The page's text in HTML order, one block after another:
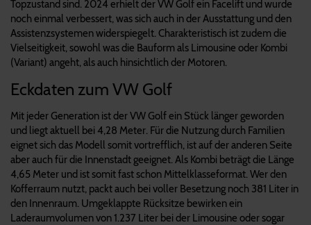
Topzustand sind. 2024 erhielt der VW Golf ein Facelift und wurde
noch einmal verbessert, was sich auch in der Ausstattung und den
Assistenzsystemen widerspiegelt. Charakteristisch ist zudem die
Vielseitigkeit, sowohl was die Bauform als Limousine oder Kombi
(Variant) angeht, als auch hinsichtlich der Motoren.
Eckdaten zum VW Golf
Mit jeder Generation ist der VW Golf ein Stück länger geworden
und liegt aktuell bei 4,28 Meter. Für die Nutzung durch Familien
eignet sich das Modell somit vortrefflich, ist auf der anderen Seite
aber auch für die Innenstadt geeignet. Als Kombi beträgt die Länge
4,65 Meter und ist somit fast schon Mittelklasseformat. Wer den
Kofferraum nutzt, packt auch bei voller Besetzung noch 381 Liter in
den Innenraum. Umgeklappte Rücksitze bewirken ein
Laderaumvolumen von 1.237 Liter bei der Limousine oder sogar